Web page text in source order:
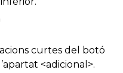
curtes del botó
<adicional>.